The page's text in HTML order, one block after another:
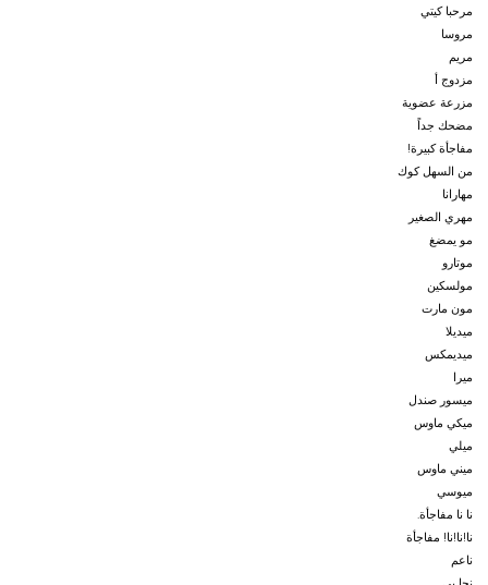
مرحبا كيتي
مروسا
مريم
مزدوج أ
مزرعة عضوية
مضحك جداً
مفاجأة كبيرة!
من السهل كوك
مهارانا
مهري الصغير
مو يمضغ
موتارو
مولسكين
مون مارت
ميديلا
ميديمكس
ميرا
ميسور صندل
ميكي ماوس
ميلي
ميني ماوس
ميوسي
نا نا مفاجأة.
نا!نا!نا! مفاجأة
ناعم